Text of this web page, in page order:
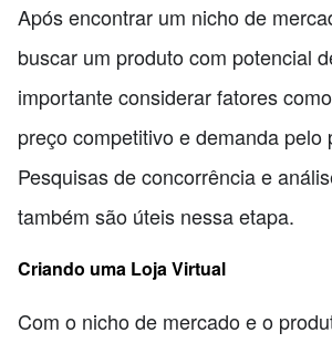
Após encontrar um nicho de
buscar um produto com potencial
importante considerar fatores
preço competitivo e demanda pelo
Pesquisas de concorrência e
também são úteis nessa etapa.
Criando uma Loja Virtual
Com o nicho de mercado e o